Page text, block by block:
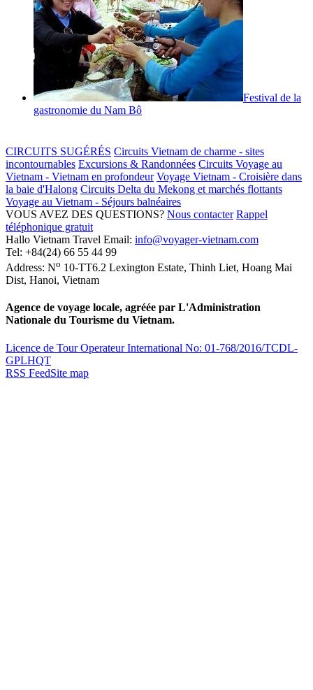
Festival de la
gastronomie du Nam Bô
CIRCUITS SUGÉRÉS Circuits Vietnam de charme - sites
incontournables Excursions & Randonnées Circuits Voyage au
Vietnam - Vietnam en profondeur Voyage Vietnam - Croisière dans
la baie d'Halong Circuits Delta du Mekong et marchés flottants
Voyage au Vietnam - Séjours balnéaires
VOUS AVEZ DES QUESTIONS? Nous contacter Rappel
téléphonique gratuit
Hallo Vietnam Travel Email: info@voyager-vietnam.com
Tel: +84(24) 66 55 44 99
Address: No 10-TT6.2 Lexington Estate, Thinh Liet, Hoang Mai
Dist, Hanoi, Vietnam
Agence de voyage locale, agréée par L'Administration
Nationale du Tourisme du Vietnam.
Licence de Tour Operateur International No: 01-768/2016/TCDL-
GPLHQT
RSS FeedSite map